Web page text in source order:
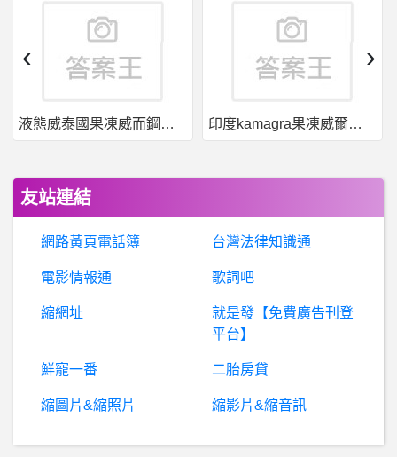
BASKET-RULES- 這樣發球的裁判吹判正確嗎?
男
女- 買房跟買股票在正妹心中哪個比較有價值啊 買房跟買股票在正妹心中哪個比較有價值啊
BaseballXXXX- NBA高得分 NBA高得分
希
洽- 現在是不是打倒原神的最好機會！ 現在是不是打倒原神的最好機會！
懷舊遊戲 - 經典遊戲 - 老遊戲- 問一款老遊戲
男女- 女友有出國生活的願景 女友有出國生活的願景
GONZO- 請問這個版可以討論所有gonzo的作品嗎?
液態威泰國果凍威而鋼哪裡買 印度kamagra果凍威爾剛用於治療男性勃起功能障礙
‹ ›
友站連結
網路黃頁電話簿 台灣法律知識通
電影情報通 歌詞吧
縮網址
就是發【免費廣告刊登
平台】
鮮寵一番 二胎房貸
縮圖片&縮照片 縮影片&縮音訊